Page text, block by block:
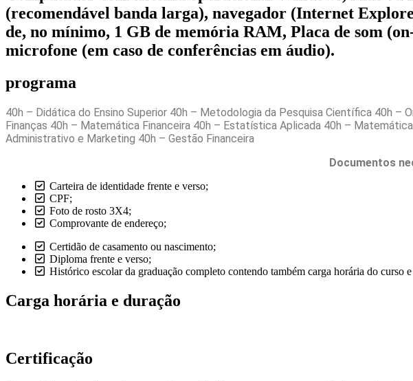
(recomendável banda larga), navegador (Internet
de, no mínimo, 1 GB de memória RAM, Placa de som
microfone (em caso de conferências em áudio).
programa
40h – Didática do Ensino Superior 40h – Metodologia da Pesquisa Científica 40h –
Finanças 40h – Matemática Financeira 40h – Estatística Aplicada 40h –
Administrativo e Marketing 40h – Gestão Financeira
Documentos
Carteira de identidade frente e verso;
CPF;
Foto de rosto 3X4;
Comprovante de endereço;
Certidão de casamento ou nascimento;
Diploma frente e verso;
Histórico escolar da graduação completo contendo também carga horária do curso
Carga horária e duração
Certificação